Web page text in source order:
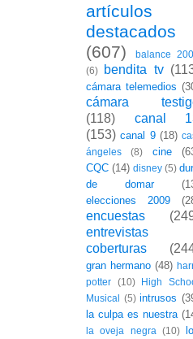
artículos
destacados
(607)
balance
(6)
bendita tv
cámara telemedios
cámara
(118)
canal
(153) canal 9 (18)
ángeles
(8) cine
CQC (14) disney (5)
de domar
elecciones 2009
encuestas
entrevistas
coberturas
gran hermano (48)
potter
(10)
High
Musical (5) intrusos
la culpa es nuestra
la oveja negra (10)